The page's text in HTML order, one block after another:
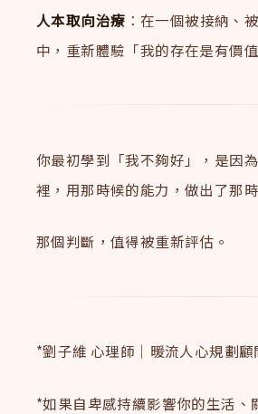
人本取向治療 ：在一個被接納、
中，重新體驗「我的存在是有價
你最初學到「我不夠好」，是因
裡，用那時候的能力，做出了那
那個判斷，值得被重新評估。
*劉子維 心理師｜暖流人心規劃顧
*如果自卑感持續影響你的生活、